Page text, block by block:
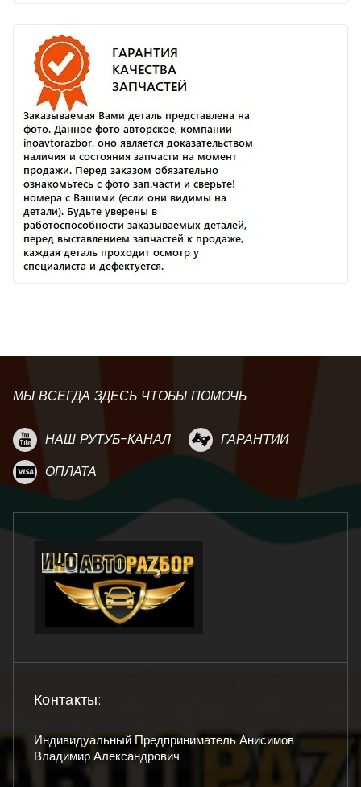
МЫ ВСЕГДА ЗДЕСЬ ЧТОБЫ ПОМОЧЬ
НАШ РУТУБ-КАНАЛ
ГАРАНТИИ
ОПЛАТА
Контакты:
Индивидуальный Предприниматель Анисимов
Владимир Александрович